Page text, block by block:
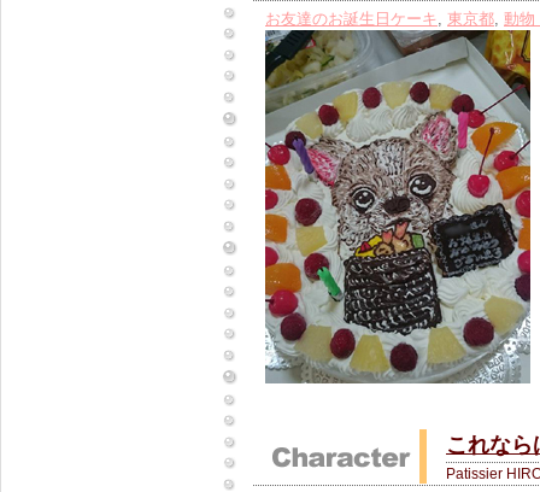
お友達のお誕生日ケーキ, 東京都, 動物
これな
Patissier